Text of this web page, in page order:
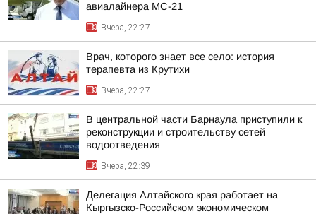
авиалайнера МС-21
Вчера, 22:27
Врач, которого знает все село: история
терапевта из Крутихи
Вчера, 22:27
В центральной части Барнаула приступили к
реконструкции и строительству сетей
водоотведения
Вчера, 22:39
Делегация Алтайского края работает на
Кыргызско-Российском экономическом